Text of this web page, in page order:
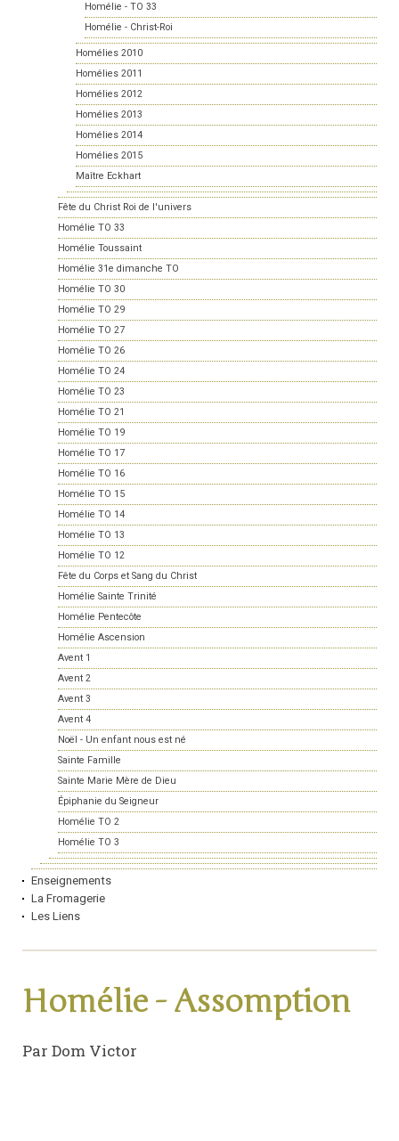
Homélie - TO 33
Homélie - Christ-Roi
Homélies 2010
Homélies 2011
Homélies 2012
Homélies 2013
Homélies 2014
Homélies 2015
Maître Eckhart
Fête du Christ Roi de l'univers
Homélie TO 33
Homélie Toussaint
Homélie 31e dimanche TO
Homélie TO 30
Homélie TO 29
Homélie TO 27
Homélie TO 26
Homélie TO 24
Homélie TO 23
Homélie TO 21
Homélie TO 19
Homélie TO 17
Homélie TO 16
Homélie TO 15
Homélie TO 14
Homélie TO 13
Homélie TO 12
Fête du Corps et Sang du Christ
Homélie Sainte Trinité
Homélie Pentecôte
Homélie Ascension
Avent 1
Avent 2
Avent 3
Avent 4
Noël - Un enfant nous est né
Sainte Famille
Sainte Marie Mère de Dieu
Épiphanie du Seigneur
Homélie TO 2
Homélie TO 3
Enseignements
La Fromagerie
Les Liens
Homélie - Assomption
Par Dom Victor